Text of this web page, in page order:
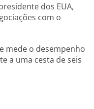
dos EUA,
com o
mede o desempenho
a uma cesta de seis